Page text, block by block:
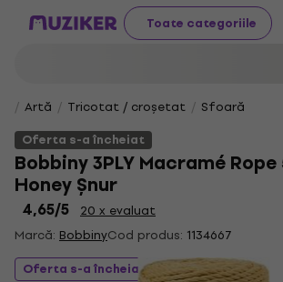
Toate categoriile
Artă Tricotat / croșetat
Sfoară
Oferta s-a încheiat
Bobbiny 3PLY Macramé Rope
Honey Șnur
4,65/5
20 x evaluat
Marcă: BobbinyCod produs: 1134667
Oferta s-a încheiat